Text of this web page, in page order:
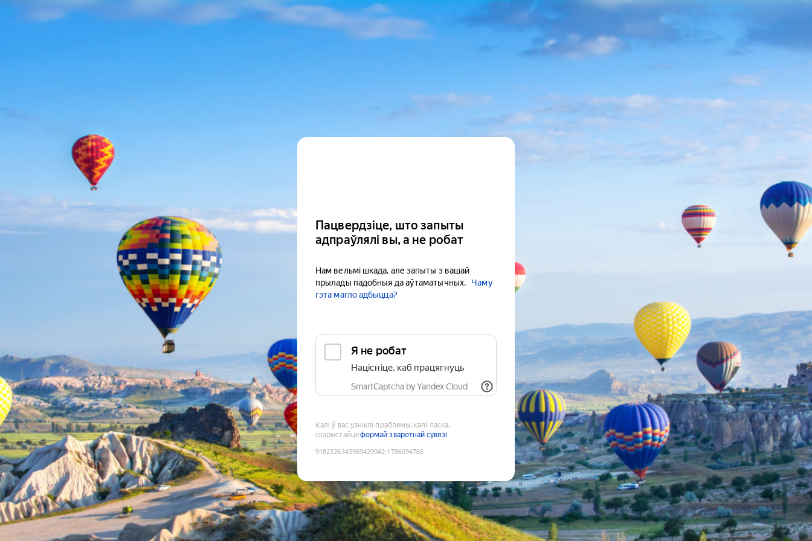
Пацвердзіце, што запыты
адпраўлялі вы, а не робат
Нам вельмі шкада, але запыты з вашай
прылады падобныя да аўтаматычных.
Чаму
гэта магло адбыцца?
Я не робат
Націсніце, каб працягнуць
SmartCaptcha by Yandex Cloud
Калі ў вас узніклі праблемы, калі ласка,
скарыстайцеформай зваротнай сувязі
9182326343969429042:1786094766